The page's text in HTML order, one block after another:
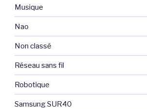
Musique
Nao
Non classé
Réseau sans fil
Robotique
Samsung SUR40